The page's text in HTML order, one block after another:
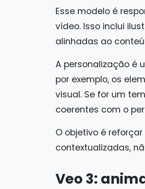
Esse modelo é
vídeo. Isso inclui
alinhadas ao
A personalização é
por exemplo, os
visual. Se for um
coerentes com o
O objetivo é
contextualizadas,
Veo 3: